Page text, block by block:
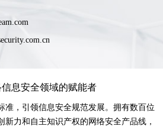
信息安全领域的赋能者
准，引领信息安全规范发展。拥有数百位
新力和自主知识产权的网络安全产品线，